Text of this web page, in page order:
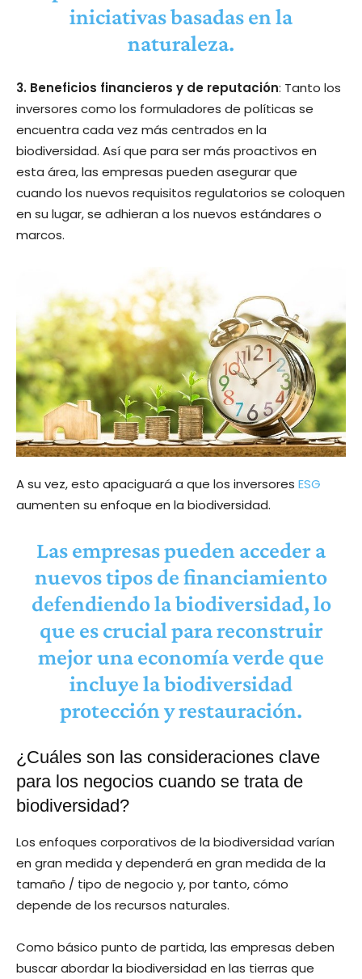
iniciativas basadas en la
naturaleza.
3. Beneficios financieros y de reputación: Tanto los
inversores como los formuladores de políticas se
encuentra cada vez más centrados en la
biodiversidad. Así que para ser más proactivos en
esta área, las empresas pueden asegurar que
cuando los nuevos requisitos regulatorios se coloquen
en su lugar, se adhieran a los nuevos estándares o
marcos.
A su vez, esto apaciguará a que los inversores ESG
aumenten su enfoque en la biodiversidad.
Las empresas pueden acceder a
nuevos tipos de financiamiento
defendiendo la biodiversidad, lo
que es crucial para reconstruir
mejor una economía verde que
incluye la biodiversidad
protección y restauración.
¿Cuáles son las consideraciones clave
para los negocios cuando se trata de
biodiversidad?
Los enfoques corporativos de la biodiversidad varían
en gran medida y dependerá en gran medida de la
tamaño / tipo de negocio y, por tanto, cómo
depende de los recursos naturales.
Como básico punto de partida, las empresas deben
buscar abordar la biodiversidad en las tierras que